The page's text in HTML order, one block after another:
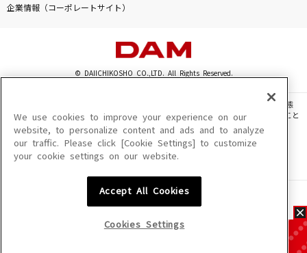
企業情報（コーポレートサイト）
© DAIICHIKOSHO CO.,LTD. All Rights Reserved.
このサイトに掲載されている一切の文章・画像・写真・動画・音声等を、手段や形態
を問わず、著作権法の定める範囲を超えて無断で複製、転載、ファイル化などすること
を禁じます。
楽曲及びコンテンツは、機種によりご利用いただけない場合があります。
楽曲及びコンテンツの配信日、配信内容が変更になる場合があります。
We use cookies to improve your experience on our
website, to personalize content and ads and to analyze
our traffic. Please click [Cookie Settings] to customize
your cookie settings on our website.
Accept All Cookies
Cookies Settings